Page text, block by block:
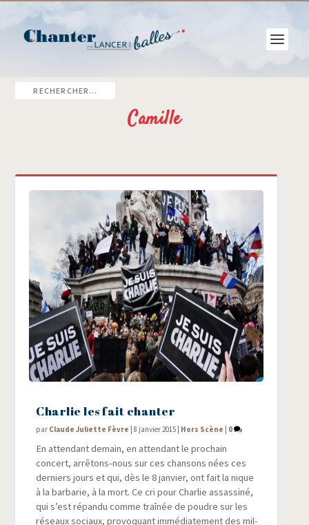
Camille
Charlie les fait chanter
par Claude Juliette Fèvre |8 janvier 2015 | Hors Scène | 0
En atten­dant demain, en atten­dant le pro­chain
concert, arrê­tons-nous sur ces chan­sons nées ces
der­niers jours et qui, dès le 8 jan­vier, ont fait la nique
à la bar­ba­rie, à la mort. Ce cri pour Char­lie assas­si­né,
qui s’est répan­du comme traî­née de poudre sur les
réseaux sociaux, pro­vo­quant immé­dia­te­ment des mil­